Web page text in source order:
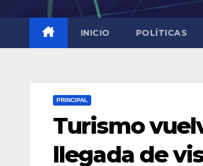
INICIO POLÍTICAS
PRINCIPAL
Turismo
llegada de